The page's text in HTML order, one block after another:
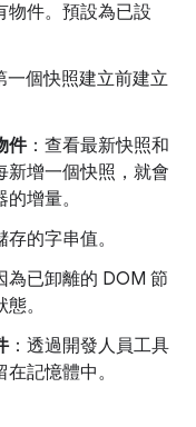
物件。預設為已設
一個快照建立前建立
件：查看最新快照和
新增一個快照，就會
增量。
的字串值。
為已卸離的 DOM 節
。
：透過開發人員工具
記憶體中。